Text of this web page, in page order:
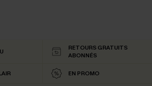
RETOURS GRATUITS
ABONNÉS
EN PROMO